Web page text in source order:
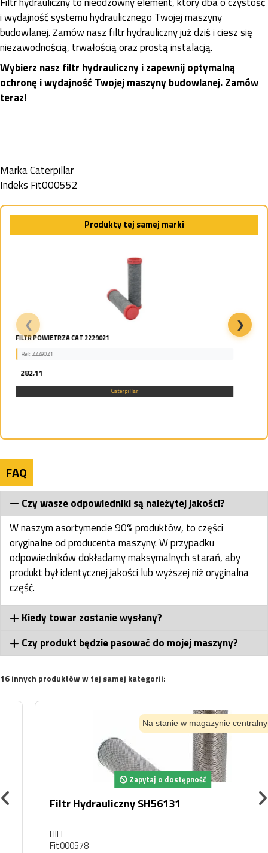
i wydajność systemu hydraulicznego Twojej maszyny
budowlanej. Zamów nasz filtr hydrauliczny już dziś i ciesz się
niezawodnością, trwałością oraz prostą instalacją.
Wybierz nasz filtr hydrauliczny i zapewnij optymalną
ochronę i wydajność Twojej maszyny budowlanej. Zamów
teraz!
MarkaCaterpillar
Indeks Fit000552
Produkty tej samej marki
Koło planetarne Cat 238-3311
Ref: 238-3311
3 499,34
Caterpillar
❮ ❯
FAQ
Czy wasze odpowiedniki są należytej jakości?
W naszym asortymencie 90% produktów, to części
oryginalne od producenta maszyny. W przypadku
odpowiedników dokładamy maksymalnych starań, aby
produkt był identycznej jakości lub wyższej niż oryginalna
część.
Kiedy towar zostanie wysłany?
Czy produkt będzie pasować do mojej maszyny?
16 innych produktów w tej samej kategorii:
Na stanie w magazynie centralnym
Zapytaj o dostępność
Filtr Hydrauliczny SH56131
Fit000578